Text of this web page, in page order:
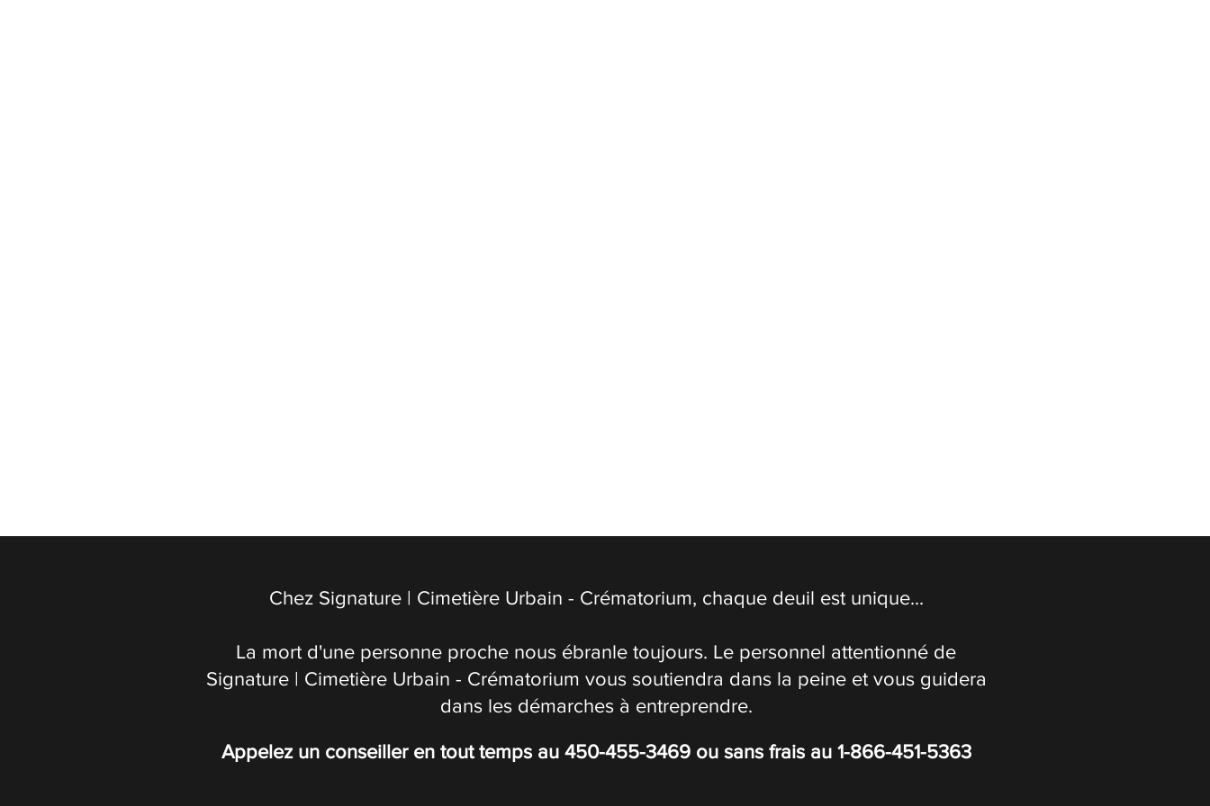
Chez Signature | Cimetière Urbain - Crématorium, chaque deuil est unique...
La mort d'une personne proche nous ébranle toujours. Le personnel attentionné de
Signature | Cimetière Urbain - Crématorium vous soutiendra dans la peine et vous guidera
dans les démarches à entreprendre.
Appelez un conseiller en tout temps au 450-455-3469ou sans frais au 1-866-451-5363